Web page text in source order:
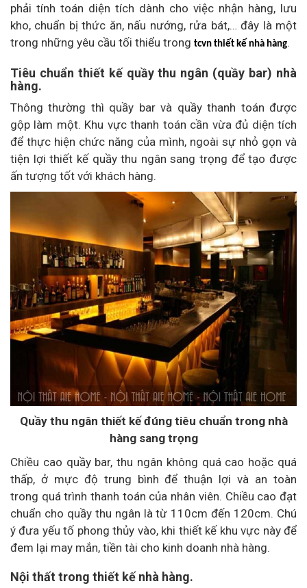
phải tính toán diện tích dành cho việc nhận hàng, lưu
kho, chuẩn bị thức ăn, nấu nướng, rửa bát,… đây là một
trong những yêu cầu tối thiểu trong tcvn thiết kế nhà hàng.
Tiêu chuẩn thiết kế quầy thu ngân (quầy bar) nhà
hàng.
Thông thường thì quầy bar và quầy thanh toán được
gộp làm một. Khu vực thanh toán cần vừa đủ diện tích
để thực hiện chức năng của mình, ngoài sự nhỏ gọn và
tiện lợi thiết kế quầy thu ngân sang trọng để tạo được
ấn tượng tốt với khách hàng.
Quầy thu ngân thiết kế đúng tiêu chuẩn trong nhà
hàng sang trọng
Chiều cao quầy bar, thu ngân không quá cao hoặc quá
thấp, ở mực độ trung bình để thuận lợi và an toàn
trong quá trình thanh toán của nhân viên. Chiều cao đạt
chuẩn cho quầy thu ngân là từ 110cm đến 120cm. Chú
ý đưa yếu tố phong thủy vào, khi thiết kế khu vực này để
đem lại may mắn, tiền tài cho kinh doanh nhà hàng.
Nội thất trong thiết kế nhà hàng.